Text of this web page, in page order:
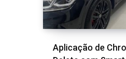
Aplicação de